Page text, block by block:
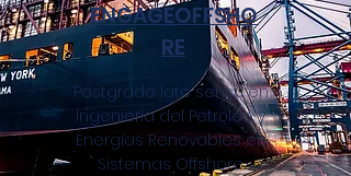
ENGAGEOFFSHO
RE
Postgrado lato sensu en
Ingeniería del Petróleo y
Energías Renovables en
Sistemas Offshore.